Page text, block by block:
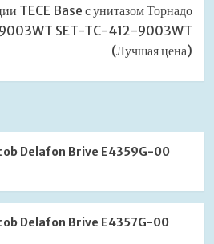
TECE Base с унитазом Торнадо
SET-TC-412-9003WT
(Лучшая цена)
Delafon Brive E4359G-00
Delafon Brive E4357G-00